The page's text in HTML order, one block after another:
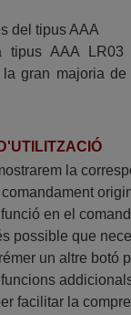
10125988
10125988
del tipus AAA
tipus AAA
gran majoria de
la
en el
possible que
un altre botó
facilitar la